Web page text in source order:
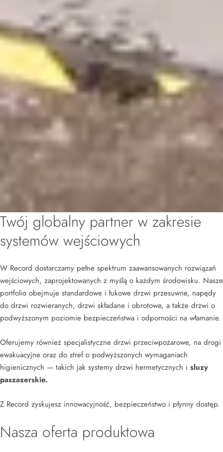
Twój globalny partner w zakresie
systemów wejściowych
W Record dostarczamy pełne spektrum zaawansowanych rozwiązań
wejściowych, zaprojektowanych z myślą o każdym środowisku. Nasze
portfolio obejmuje standardowe i łukowe drzwi przesuwne, napędy
do drzwi rozwieranych, drzwi składane i obrotowe, a także drzwi o
podwyższonym poziomie bezpieczeństwa i odporności na włamanie.
Oferujemy również specjalistyczne drzwi przeciwpożarowe, na drogi
ewakuacyjne oraz do stref o podwyższonych wymaganiach
higienicznych — takich jak systemy drzwi hermetycznych i sluzy
paszazerskie.
Z Record zyskujesz innowacyjność, bezpieczeństwo i płynny dostęp.
Nasza oferta produktowa